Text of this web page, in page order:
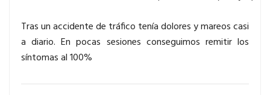
Tras un accidente de tráfico tenía dolores y mareos casi
a diario. En pocas sesiones conseguimos remitir los
síntomas al 100%